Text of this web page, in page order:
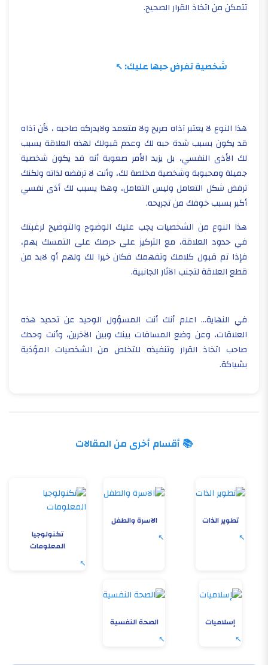
تتمكن من اتخاذ القرار الصحيح.
شخصية تفرض حبها عليك:
هذا النوع لا يعتبر آذاه صريح ولا متعمد ولايدركه صاحبه ، لأن آذاه
قد يكون بسبب شدة حبه لك وعدم قبولك لهذه العلاقة يسبب
لك الأذى النفسي، بل يزيد الأمر صعوبة أنه قد يكون شخصية
جميلة ومحبوبة وشخصية مخلصة لك، وأنت لا ترفضه لذاته ولكنك
ترفض شكل التعامل وليس التعامل، وهذا يسبب لك أذى نفسي
أكبر بسبب خوفك من تجريحه.
هذا النوع من الشخصيات يجب عليك الوضوح والتوضيح لرغبتك
في حدود العلاقة، مع التركيز على حرصك على التمسك بهم،
فإذا تم قبول كلامك وتفهمك فكان خيرا لك ولهم أو لابد من
قطع العلاقة لتجنب الآثار الجانبية.
في النهاية... اعلم أنك أنت المسؤول الوحيد عن تحديد هذه
العلاقات، وعن وضع المسافات بينك وبين الآخرين، وأنت وحدك
صاحب اتخاذ القرار وتنفيذه للتخلص من الشخصيات المؤذية
بشياكة.
📚 أقسام أخرى من المقالات
تطوير الذات
الاسرة والطفل
تكنولوجيا
المعلومات
إسلاميات الصحة النفسية